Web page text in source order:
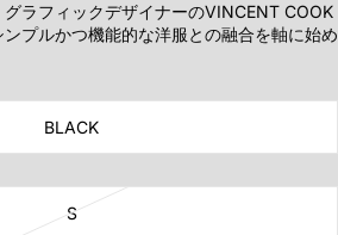
ラフィックデザイナーのVINCENT COOK
プルかつ機能的な洋服との融合を軸に始め
BLACK
S